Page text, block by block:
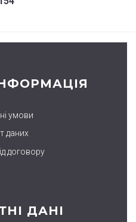
умови
даних
договору
ДАНІ